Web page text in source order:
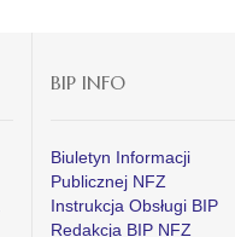
BIP INFO
Biuletyn Informacji
Publicznej NFZ
Instrukcja Obsługi BIP
Redakcja BIP NFZ